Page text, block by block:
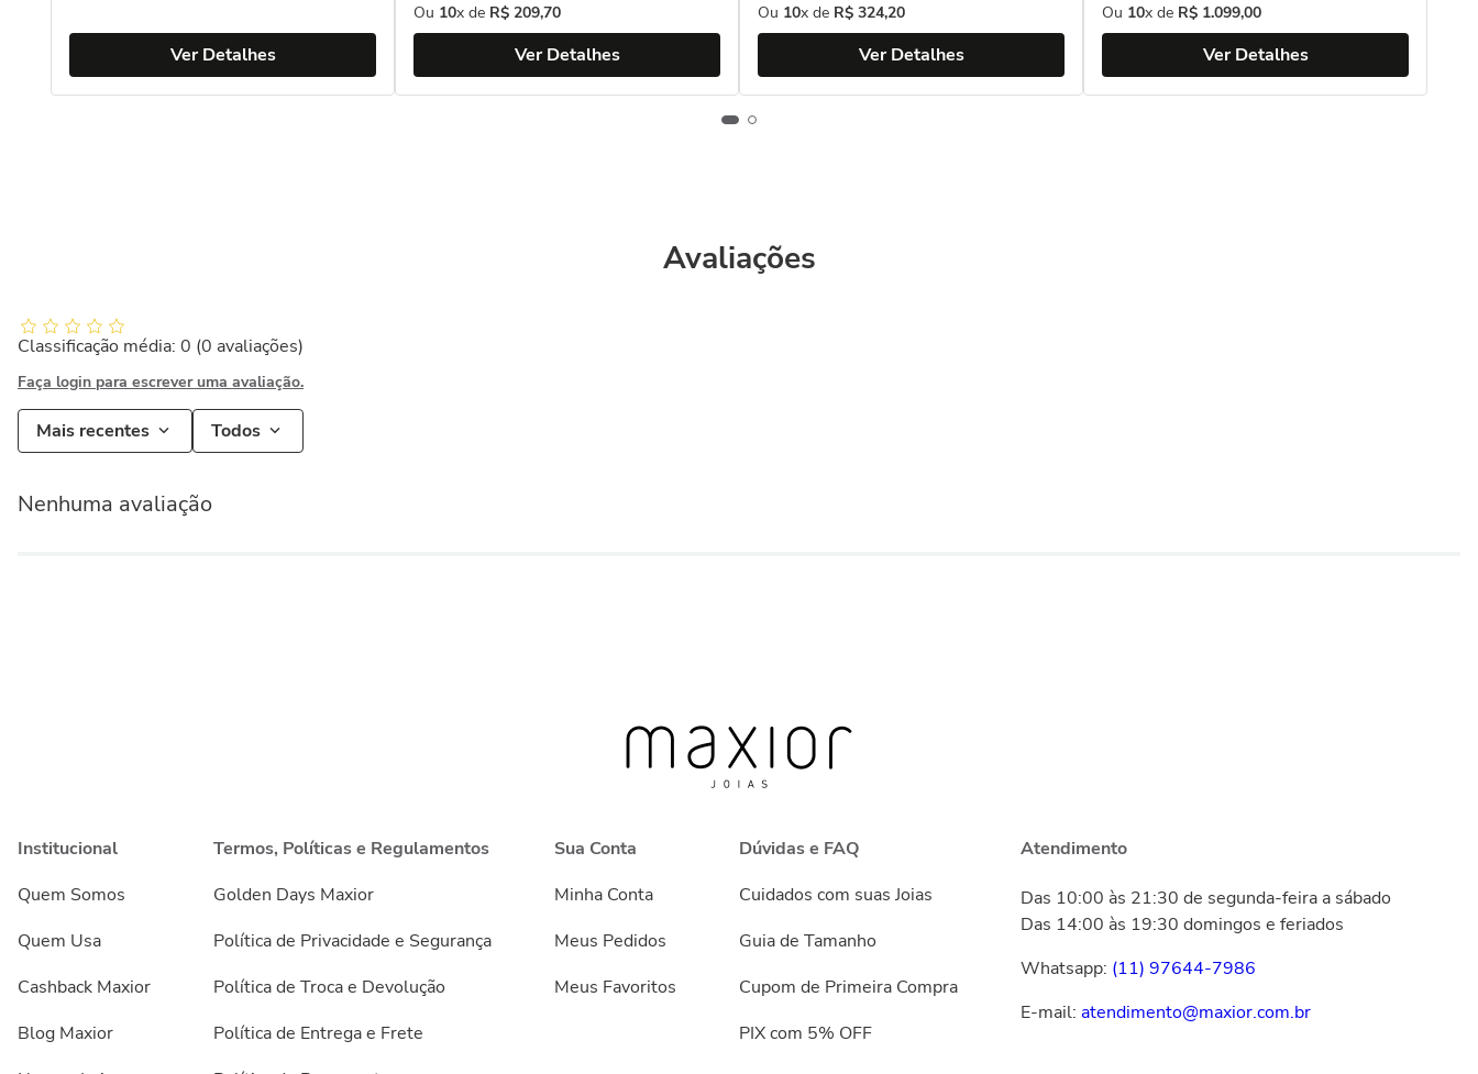
Ver Detalhes
Ou 10x de R$ 209,70
Ver Detalhes
Ou 10x de R$ 324,20
Ver Detalhes
Ou 10x de R$ 1.099,00
Ver Detalhes
Avaliações
Classificação média: 0 (0 avaliações)
Faça login para escrever uma avaliação.
Mais recentes Todos
Nenhuma avaliação
Institucional
Quem Somos
Quem Usa
Cashback Maxior
Blog Maxior
Termos, Políticas e Regulamentos
Golden Days Maxior
Política de Privacidade e Segurança
Política de Troca e Devolução
Política de Entrega e Frete
Sua Conta
Minha Conta
Meus Pedidos
Meus Favoritos
Dúvidas e FAQ
Cuidados com suas Joias
Guia de Tamanho
Cupom de Primeira Compra
PIX com 5% OFF
Atendimento
Das 10:00 às 21:30 de segunda-feira a sábado
Das 14:00 às 19:30 domingos e feriados
Whatsapp: (11) 97644-7986
E-mail: atendimento@maxior.com.br